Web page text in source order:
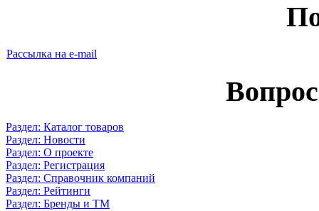
Рассылка на e-mail
Раздел: Каталог товаров
Раздел: Новости
Раздел: О проекте
Раздел: Регистрация
Раздел: Справочник компаний
Раздел: Рейтинги
Раздел: Бренды и ТМ